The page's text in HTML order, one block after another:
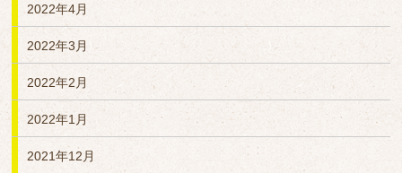
2022年4月
2022年3月
2022年2月
2022年1月
2021年12月